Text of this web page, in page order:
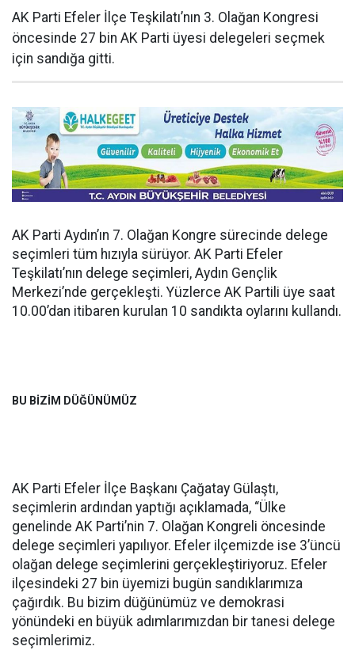
AK Parti Efeler İlçe Teşkilatı’nın 3. Olağan Kongresi
öncesinde 27 bin AK Parti üyesi delegeleri seçmek
için sandığa gitti.
AK Parti Aydın’ın 7. Olağan Kongre sürecinde delege
seçimleri tüm hızıyla sürüyor. AK Parti Efeler
Teşkilatı’nın delege seçimleri, Aydın Gençlik
Merkezi’nde gerçekleşti. Yüzlerce AK Partili üye saat
10.00’dan itibaren kurulan 10 sandıkta oylarını kullandı.
BU BİZİM DÜĞÜNÜMÜZ
AK Parti Efeler İlçe Başkanı Çağatay Gülaştı,
seçimlerin ardından yaptığı açıklamada, “Ülke
genelinde AK Parti’nin 7. Olağan Kongreli öncesinde
delege seçimleri yapılıyor. Efeler ilçemizde ise 3’üncü
olağan delege seçimlerini gerçekleştiriyoruz. Efeler
ilçesindeki 27 bin üyemizi bugün sandıklarımıza
çağırdık. Bu bizim düğünümüz ve demokrasi
yönündeki en büyük adımlarımızdan bir tanesi delege
seçimlerimiz.